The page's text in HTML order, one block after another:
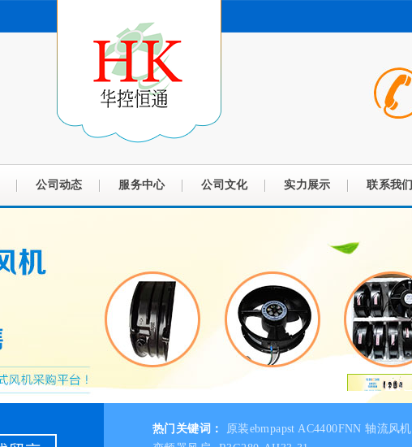
公司动态 服务中心 公司文化 实力展示 联系我们
热门关键词： 原装ebmpapst AC4400FNN 轴流风机